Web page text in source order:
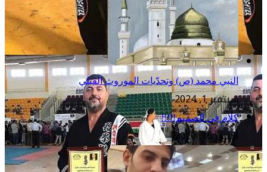
النبي محمد (ص) وتحدّيات الموروث القبلي
سبتمبر 1, 2024
كلام في الصميم!!!!!
أكتوبر 16, 2020